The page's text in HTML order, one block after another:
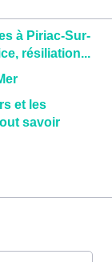
à Piriac-Sur-
résiliation...
et les
savoir